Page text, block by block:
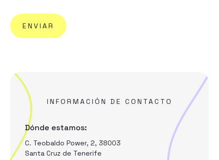
INFORMACIÓN DE CONTACTO
Dónde estamos:
C. Teobaldo Power, 2, 38003
Santa Cruz de Tenerife